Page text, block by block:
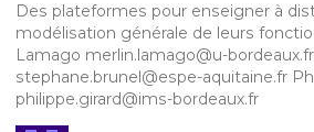
Des plateformes pour enseigner à
modélisation générale de leurs
Lamago merlin.lamago@u-
stephane.brunel@espe-aquitaine.fr
philippe.girard@ims-bordeaux.fr